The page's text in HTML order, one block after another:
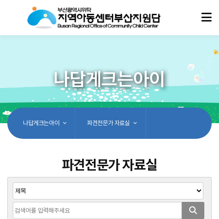
나답게크는아이
나답게크는아이 파견전문가 자료실
파견전문가 자료실